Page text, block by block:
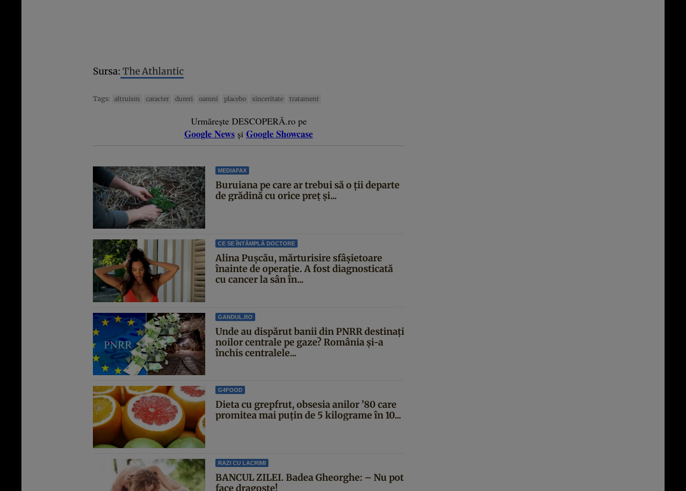
Sursa: The Athlantic
Tags: altruism caracter dureri oamni placebo sinceritate tratament
Urmărește DESCOPERĂ.ro pe
Google News și Google Showcase
MEDIAFAX
Buruiana pe care ar trebui să o ții departe
de grădină cu orice preț și...
CE SE ÎNTÂMPLĂ DOCTORE
Alina Pușcău, mărturisire sfâșietoare
înainte de operație. A fost diagnosticată
cu cancer la sân în...
GANDUL.RO
Unde au dispărut banii din PNRR destinați
noilor centrale pe gaze? România și-a
închis centralele...
G4FOOD
Dieta cu grepfrut, obsesia anilor ’80 care
promitea mai puțin de 5 kilograme în 10...
RAZI CU LACRIMI
BANCUL ZILEI. Badea Gheorghe: – Nu pot
face dragoste!